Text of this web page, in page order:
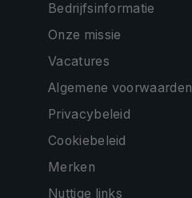
Bedrijfsinformatie
Onze missie
Vacatures
Algemene voorwaarden
Privacybeleid
Cookiebeleid
Merken
Nuttige links